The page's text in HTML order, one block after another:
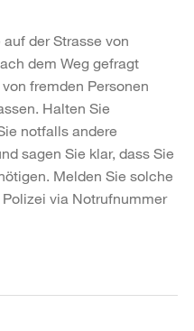
der Strasse von
dem Weg gefragt
fremden Personen
Halten Sie
notfalls andere
sagen Sie klar, dass Sie
Melden Sie solche
via Notrufnummer